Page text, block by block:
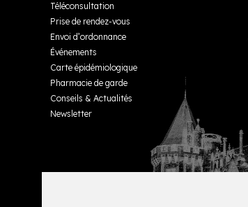
Téléconsultation
Prise de rendez-vous
Envoi d’ordonnance
Événements
Carte épidémiologique
Pharmacie de garde
Conseils & Actualités
Newsletter